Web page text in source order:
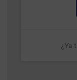
¿Ya